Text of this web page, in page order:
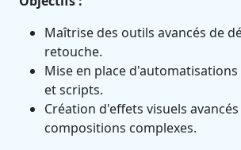
Maîtrise des outils avancés de
retouche.
Mise en place d'automatisations
et scripts.
Création d'effets visuels
compositions complexes.